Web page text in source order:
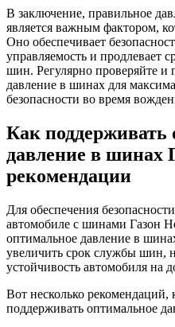
В заключение, правильное
является важным фактором,
Оно обеспечивает
управляемость и продлевает
шин. Регулярно проверяйте и
давление в шинах для
безопасности во время
Как поддерживать
давление в шинах
рекомендации
Для обеспечения
автомобиле с шинами Газон
оптимальное давление в
увеличить срок службы шин,
устойчивость автомобиля на
Вот несколько рекомендаций,
поддерживать оптимальное